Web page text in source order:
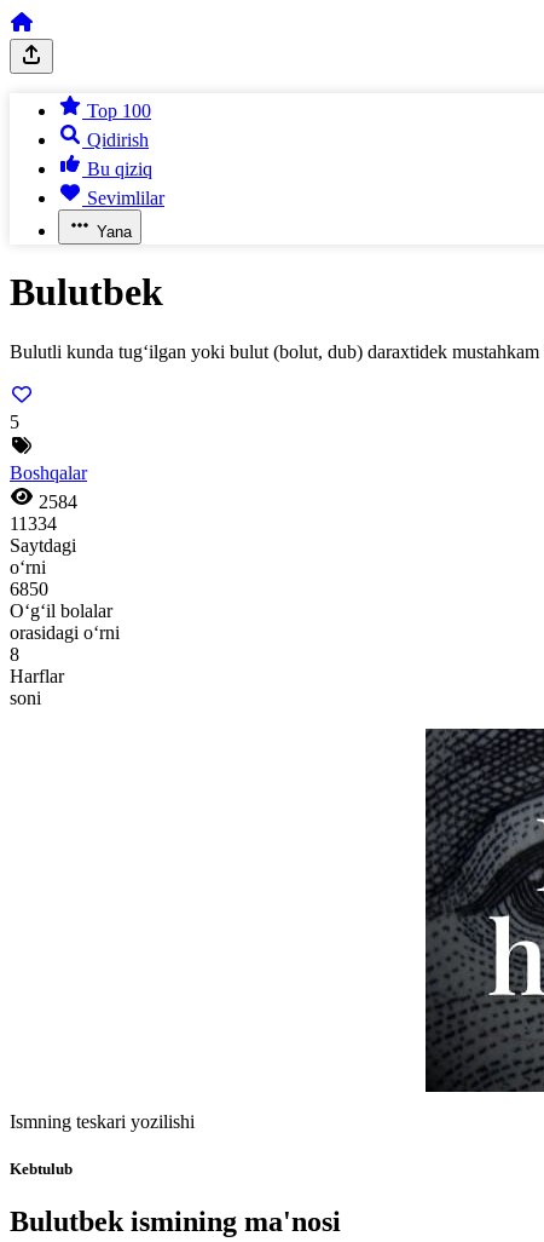
Top 100
Qidirish
Bu qiziq
Sevimlilar
Yana
Bulutbek
Bulutli kunda tug‘ilgan yoki bulut (bolut, dub) daraxtidek mustahkam
5
Boshqalar
2584
11334
Saytdagi
o‘rni
6850
O‘g‘il bolalar
orasidagi o‘rni
8
Harflar
soni
Ismning teskari yozilishi
Kebtulub
Bulutbek ismining ma'nosi